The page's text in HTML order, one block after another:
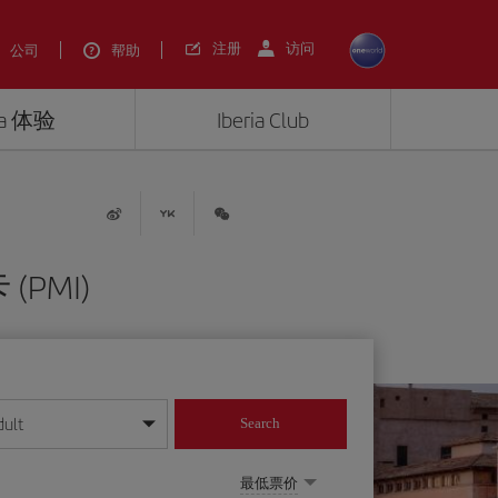
公司 帮助 注册 访问
体验 Iberia Club
Search
最低票价